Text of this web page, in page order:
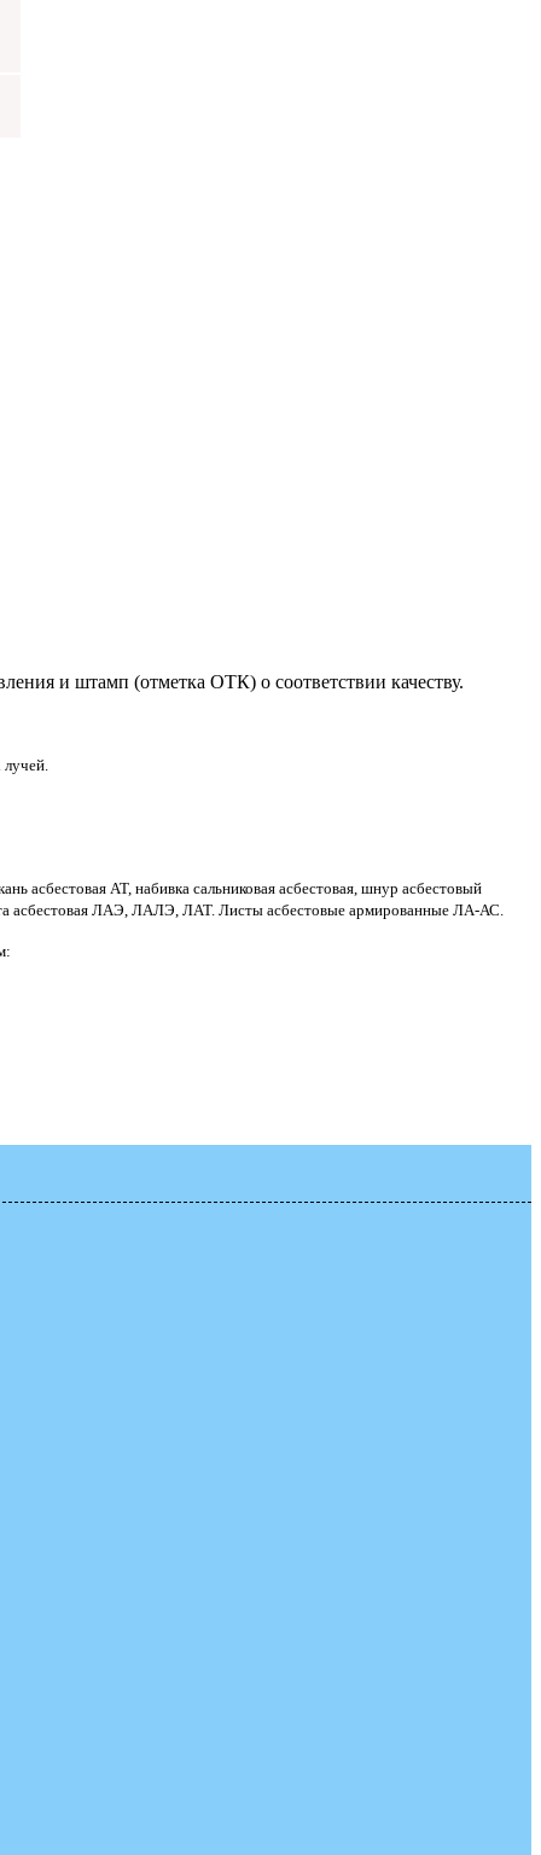
и штамп (отметка ОТК) о соответствии качеству.
АТ, набивка сальниковая асбестовая, шнур асбестовый
ЛАЭ, ЛАЛЭ, ЛАТ. Листы асбестовые армированные ЛА-АС.